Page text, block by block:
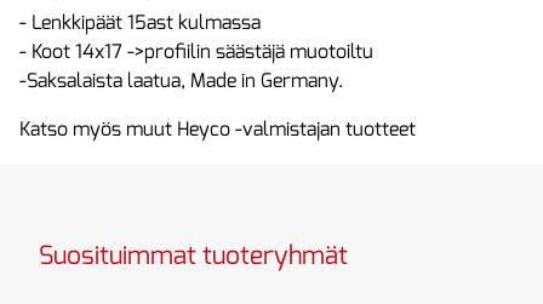
- Lenkkipäät 15ast kulmassa
- Koot 14x17 ->profiilin säästäjä muotoiltu
-Saksalaista laatua, Made in Germany.
Katso myös muut Heyco -valmistajan tuotteet
Suosituimmat tuoteryhmät